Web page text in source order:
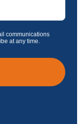
communications
at any time.